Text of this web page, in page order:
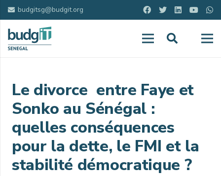
budgitsg@budgit.org
Le divorce entre Faye et
Sonko au Sénégal :
quelles conséquences
pour la dette, le FMI et la
stabilité démocratique ?